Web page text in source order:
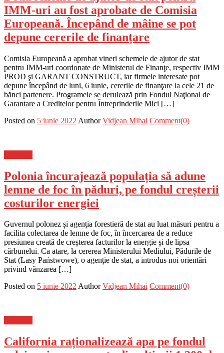
IMM-uri au fost aprobate de Comisia
Europeană. Începând de mâine se pot
depune cererile de finanțare
Comisia Europeană a aprobat vineri schemele de ajutor de stat
pentru IMM-uri coordonate de Ministerul de Finanţe, respectiv IMM
PROD şi GARANT CONSTRUCT, iar firmele interesate pot
depune începând de luni, 6 iunie, cererile de finanţare la cele 21 de
bănci partenere. Programele se derulează prin Fondul Naţional de
Garantare a Creditelor pentru Întreprinderile Mici […]
Posted on 5 iunie 2022 Author Vidjean Mihai Comment(0)
Polonia încurajează populația să adune
lemne de foc în păduri, pe fondul creșterii
costurilor energiei
Guvernul polonez și agenția forestieră de stat au luat măsuri pentru a
facilita colectarea de lemne de foc, în încercarea de a reduce
presiunea creată de creșterea facturilor la energie și de lipsa
cărbunelui. Ca atare, la cererea Ministerului Mediului, Pădurile de
Stat (Lasy Państwowe), o agenție de stat, a introdus noi orientări
privind vânzarea […]
Posted on 5 iunie 2022Author Vidjean Mihai Comment(0)
California raționalizează apa pe fondul